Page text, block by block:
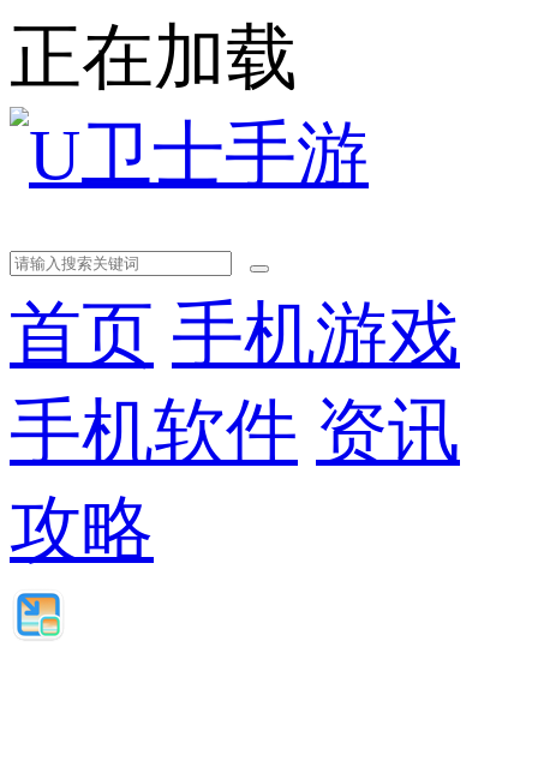
正在加载
首页 手机游戏
手机软件 资讯
攻略